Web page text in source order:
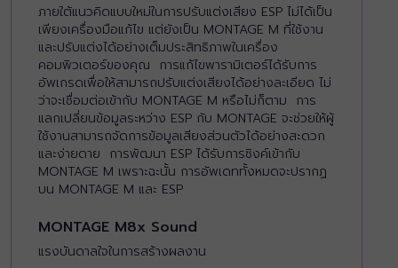
ภายใต้แนวคิดแบบใหม่ในการปรับแต่งเสียง ESP ไม่ได้เป็น
เพียงเครื่องมือแก้ไข แต่ยังเป็น MONTAGE M ที่ใช้งาน
และปรับแต่งได้อย่างเต็มประสิทธิภาพในเครื่อง
คอมพิวเตอร์ของคุณ การแก้ไขพารามิเตอร์ได้รับการ
อัพเกรดเพื่อให้สามารถปรับแต่งเสียงได้อย่างละเอียด ไม่
ว่าจะเชื่อมต่อเข้ากับ MONTAGE M หรือไม่ก็ตาม การ
แลกเปลี่ยนข้อมูลระหว่าง ESP กับ MONTAGE จะช่วยให้ผู้
ใช้งานสามารถจัดการข้อมูลเสียงส่วนตัวได้อย่างสะดวก
และง่ายดาย การพัฒนา ESP ได้รับการซิงค์เข้ากับ
MONTAGE M เพราะฉะนั้น การอัพเดททั้งหมดจะปรากฏ
บน MONTAGE M และ ESP
MONTAGE M8x Sound
แรงบันดาลใจในการสร้างผลงาน